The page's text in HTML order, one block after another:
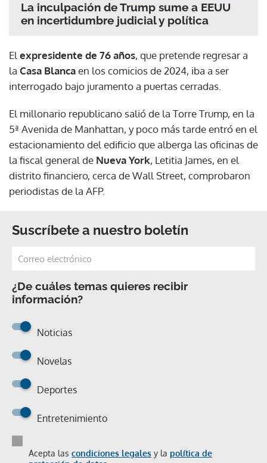
La inculpación de Trump sume a EEUU
en incertidumbre judicial y política
Elexpresidente de 76 años, que pretende regresar a
la Casa Blancaen los comicios de 2024, iba a ser
interrogado bajo juramento a puertas cerradas.
El millonario republicano salió de la Torre Trump, en la
5ª Avenida de Manhattan, y poco más tarde entró en el
estacionamiento del edificio que alberga las oficinas de
la fiscal general de Nueva York, Letitia James, en el
distrito financiero, cerca de Wall Street, comprobaron
periodistas de la AFP.
Suscríbete a nuestro boletín
¿De cuáles temas quieres recibir
información?
Noticias
Novelas
Deportes
Entretenimiento
Acepta las condiciones legales y la política de